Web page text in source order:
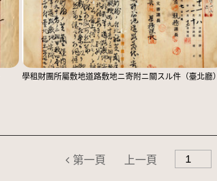
學租財團所屬敷地道路敷地ニ寄附ニ關スル件（臺北廳）
第一頁 上一頁